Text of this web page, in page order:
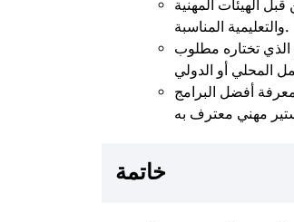
الهيئات المهنية
والتعليمية المناسبة.
الذي تختاره مطلوب
أفضل البرامج
خاتمة